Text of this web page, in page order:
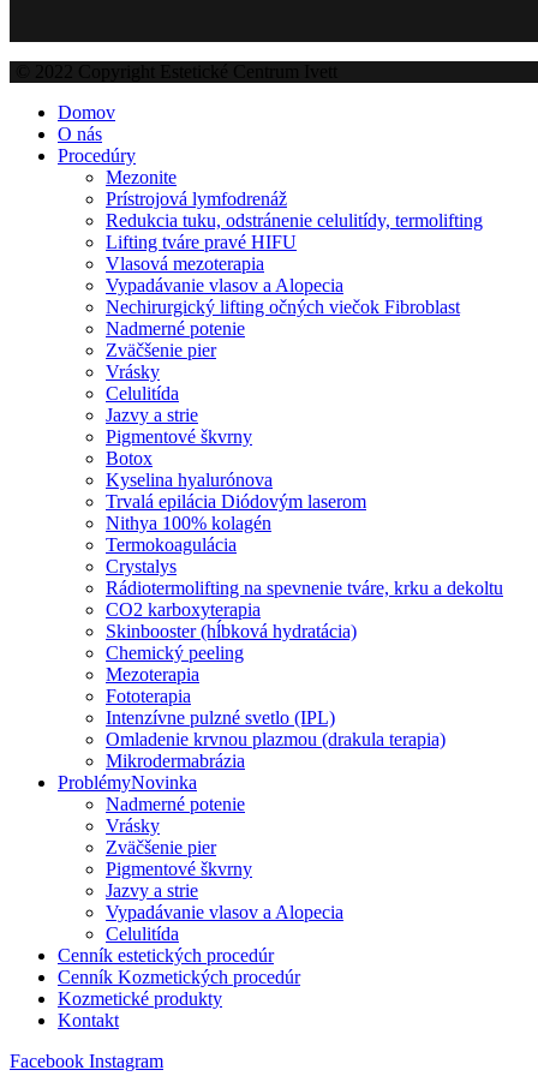
Domov
O nás
Procedúry
Mezonite
Prístrojová lymfodrenáž
Redukcia tuku, odstránenie celulitídy, termolifting
Lifting tváre pravé HIFU
Vlasová mezoterapia
Vypadávanie vlasov a Alopecia
Nechirurgický lifting očných viečok Fibroblast
Nadmerné potenie
Zväčšenie pier
Vrásky
Celulitída
Jazvy a strie
Pigmentové škvrny
Botox
Kyselina hyalurónova
Trvalá epilácia Diódovým laserom
Nithya 100% kolagén
Termokoagulácia
Crystalys
Rádiotermolifting na spevnenie tváre, krku a dekoltu
CO2 karboxyterapia
Skinbooster (hĺbková hydratácia)
Chemický peeling
Mezoterapia
Fototerapia
Intenzívne pulzné svetlo (IPL)
Omladenie krvnou plazmou (drakula terapia)
Mikrodermabrázia
ProblémyNovinka
Nadmerné potenie
Vrásky
Zväčšenie pier
Pigmentové škvrny
Jazvy a strie
Vypadávanie vlasov a Alopecia
Celulitída
Cenník estetických procedúr
Cenník Kozmetických procedúr
Kozmetické produkty
Kontakt
Facebook Instagram